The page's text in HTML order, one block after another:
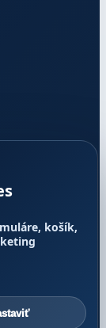
košík,